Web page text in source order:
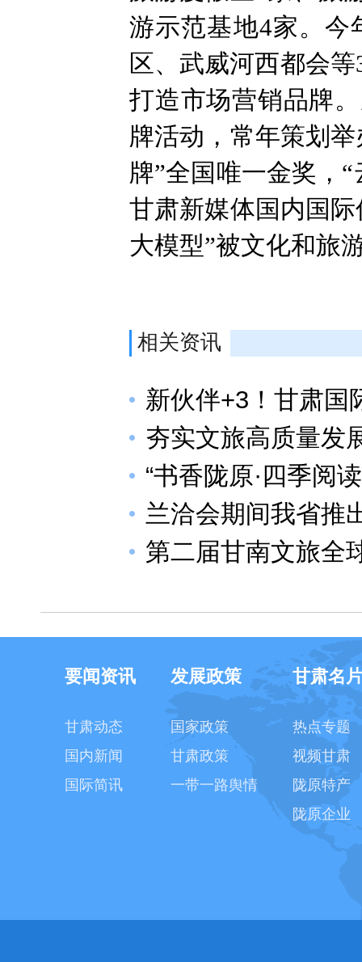
游示范基地4家。今
区、武威河西都会
打造市场营销品牌
牌活动，常年策划
牌”全国唯一金奖，
甘肃新媒体国内国
大模型”被文化和旅
相关资讯
新伙伴+3！甘肃国
夯实文旅高质量发
“书香陇原·四季阅
兰洽会期间我省推
第二届甘南文旅全
要闻资讯
甘肃动态
国内新闻
国际简讯
发展政策
国家政策
甘肃政策
一带一路舆情
甘肃名
热点专题
视频甘肃
陇原特产
陇原企业